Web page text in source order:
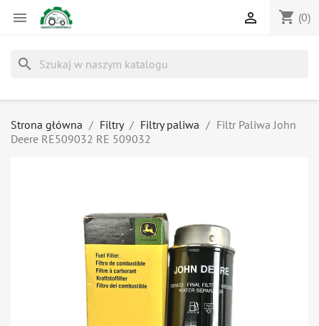
 shopping_cart (0)

search
Strona główna Filtry Filtry paliwa
Filtr Paliwa John
Deere RE509032 RE 509032